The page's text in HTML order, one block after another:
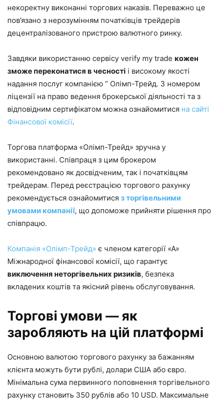
некоректну виконанні торгових наказів. Переважно це
пов’язано з нерозумінням початківців трейдерів
децентралізованого пристрою валютного ринку.
Завдяки використанню сервісу verify my trade кожен
зможе переконатися в чесності і високому якості
надання послуг компанією ” Олімп-Трейд. З номером
ліцензії на право ведення брокерської діяльності та з
відповідним сертифікатом можна ознайомитися на сайті
Фінансової комісії.
Торгова платформа «Олімп-Трейд» зручна у
використанні. Співпраця з цим брокером
рекомендовано як досвідченим, так і початківцям
трейдерам. Перед реєстрацією торгового рахунку
рекомендується ознайомитися з торгівельними
умовами компанії, що допоможе прийняти рішення про
співпрацю.
Компанія «Олімп-Трейд» є членом категорії «А»
Міжнародної фінансової комісії, що гарантує
виключення неторгівельних ризиків, безпека
вкладених коштів та якісний рівень обслуговування.
Торгові умови — як
заробляють на цій платформі
Основною валютою торгового рахунку за бажанням
клієнта можуть бути рублі, долари США або євро.
Мінімальна сума первинного поповнення торгівельного
рахунку становить 350 рублів або 10 USD. Максимальне